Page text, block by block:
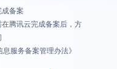
备案
腾讯云完成备案后，方
服务备案管理办法》